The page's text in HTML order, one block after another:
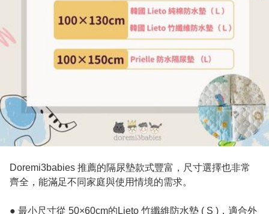
Doremi3babies 推薦的隔尿墊款式豐富，尺寸選擇也非常
齊全，能滿足不同家庭與使用情境的需求。
● 最小尺寸從 50×60cm的Lieto 竹纖維防水墊 ( S )，適合外